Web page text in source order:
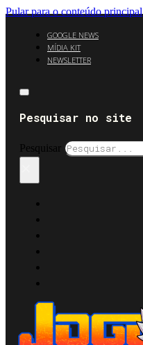
Pular para o conteúdo principal
GOOGLE NEWS
MÍDIA KIT
NEWSLETTER
Pesquisar no site
Pesquisar